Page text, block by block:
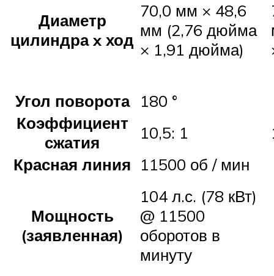
Диаметр
цилиндра x ход
70,0 мм × 48,6
мм (2,76 дюйма
× 1,91 дюйма)
Угол поворота
180 °
Коэффициент
сжатия
10,5: 1
Красная линия 11500 об / мин
Мощность
(заявленная)
104 л.с. (78 кВт)
@ 11500
оборотов в
минуту